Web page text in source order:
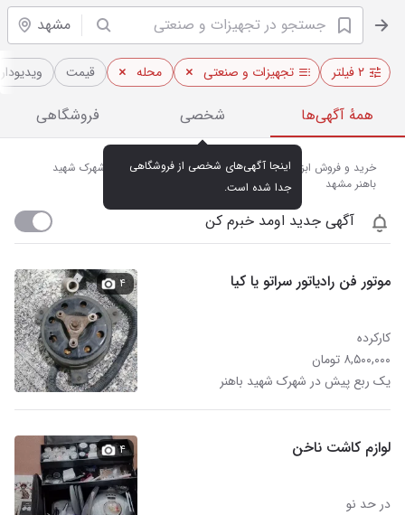
مشهد
۲ فیلتر تجهیزات و صنعتی محله قیمت ویدیو‌دار
همهٔ آگهی‌ها شخصی فروشگاهی
جدا شده است.
خرید و فروش ابزارآلات و تجهیزات صنعتی نو و دست دوم در شهرک شهید
باهنر مشهد
آگهی جدید اومد خبرم کن
موتور فن رادیاتور سراتو یا کیا
کارکرده
۸,۵۰۰,۰۰۰ تومان
یک ربع پیش در شهرک شهید باهنر
۴
لوازم کاشت ناخن
در حد نو
۴